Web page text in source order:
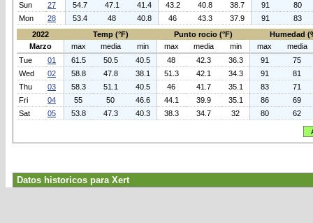
Sun
27 54.7 47.1 41.4 43.2 40.8 38.7 91
80
Mon
28 53.4 48 40.8 46 43.3 37.9 91
83
2022
Temp (°F) Punto rocio (°F)
Humedad
Marzo
max media min max media min max
media
Tue
01 61.5 50.5 40.5 48 42.3 36.3 91
75
Wed
02 58.8 47.8 38.1 51.3 42.1 34.3 91
81
Thu
03 58.3 51.1 40.5 46 41.7 35.1 83
71
Fri
04 55 50 46.6 44.1 39.9 35.1 86
69
Sat
05 53.8 47.3 40.3 38.3 34.7 32 80 62
Datos historicos para Xert